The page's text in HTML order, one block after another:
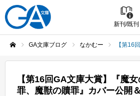
新刊/既刊
GA文庫ブログ なかむー 【第16回GA文庫大賞
【第16回GA文庫大賞】『魔
罪、魔獣の贖罪』カバー公開